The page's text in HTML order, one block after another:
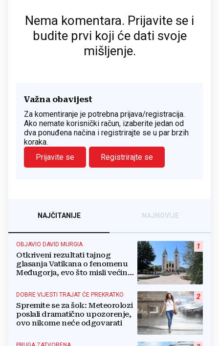
Nema komentara. Prijavite se i
budite prvi koji će dati svoje
mišljenje.
Važna obavijest
Za komentiranje je potrebna prijava/registracija.
Ako nemate korisnički račun, izaberite jedan od
dva ponuđena načina i registrirajte se u par brzih
koraka.
Prijavite se
Registrirajte se
NAJČITANIJE NAJNOVIJE
1
OBJAVIO DAVID MURGIA
Otkriveni rezultati tajnog
glasanja Vatikana o fenomenu
Međugorja, evo što misli većina
2
DOBRE VIJESTI TRAJAT ĆE PREKRATKO
Spremite se za šok: Meteorolozi
poslali dramatično upozorenje,
ovo nikome neće odgovarati